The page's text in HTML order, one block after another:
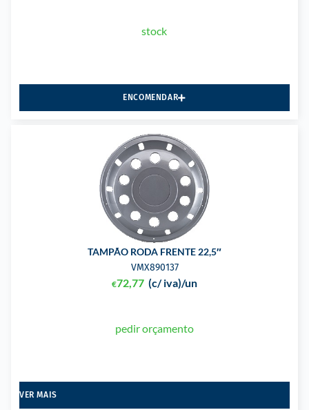
stock
ENCOMENDAR
TAMPÃO RODA FRENTE 22,5″
VMX890137
€72,77 (c/ iva)/un
pedir orçamento
VER MAIS